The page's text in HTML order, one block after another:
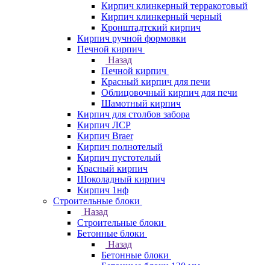
Кирпич клинкерный терракотовый
Кирпич клинкерный черный
Кронштадтский кирпич
Кирпич ручной формовки
Печной кирпич
Назад
Печной кирпич
Красный кирпич для печи
Облицовочный кирпич для печи
Шамотный кирпич
Кирпич для столбов забора
Кирпич ЛСР
Кирпич Braer
Кирпич полнотелый
Кирпич пустотелый
Красный кирпич
Шоколадный кирпич
Кирпич 1нф
Строительные блоки
Назад
Строительные блоки
Бетонные блоки
Назад
Бетонные блоки